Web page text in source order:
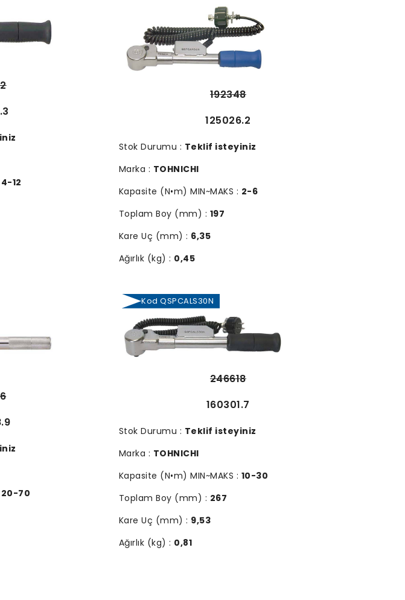
4-12
192348
125026.2
Stok Durumu : Teklif isteyiniz
Marka : TOHNICHI
Kapasite (N•m) MIN~MAKS : 2-6
Toplam Boy (mm) : 197
Kare Uç (mm) : 6,35
Ağırlık (kg) : 0,45
20-70
Kod QSPCALS30N
246618
160301.7
Stok Durumu : Teklif isteyiniz
Marka : TOHNICHI
Kapasite (N•m) MIN~MAKS : 10-30
Toplam Boy (mm) : 267
Kare Uç (mm) : 9,53
Ağırlık (kg) : 0,81